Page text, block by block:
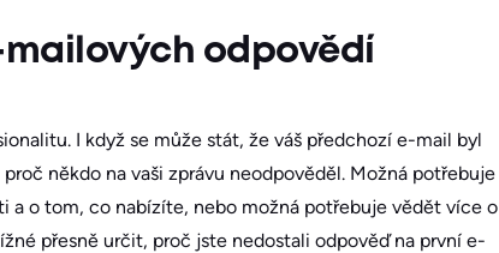
odpovědí
I když se může stát, že váš předchozí e-mail byl
někdo na vaši zprávu neodpověděl. Možná potřebuje
a o tom, co nabízíte, nebo možná potřebuje vědět více o
přesně určit, proč jste nedostali odpověď na první e-